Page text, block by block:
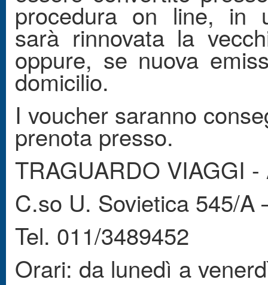
procedura on line, in
sarà rinnovata la
oppure, se nuova
domicilio.
I voucher saranno
prenota presso.
TRAGUARDO VIAGGI
C.so U. Sovietica 545/A
Tel. 011/3489452
Orari: da lunedì a